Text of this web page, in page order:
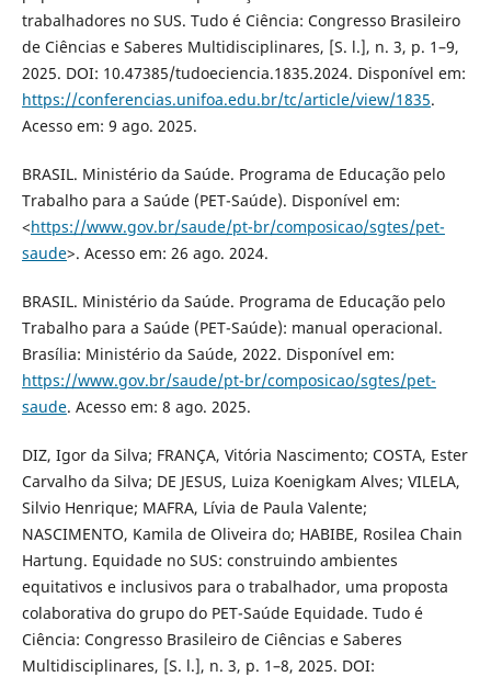
trabalhadores no SUS. Tudo é Ciência: Congresso Brasileiro
de Ciências e Saberes Multidisciplinares, [S. l.], n. 3, p. 1–9,
2025. DOI: 10.47385/tudoeciencia.1835.2024. Disponível em:
https://conferencias.unifoa.edu.br/tc/article/view/1835.
Acesso em: 9 ago. 2025.
BRASIL. Ministério da Saúde. Programa de Educação pelo
Trabalho para a Saúde (PET-Saúde). Disponível em:
<https://www.gov.br/saude/pt-br/composicao/sgtes/pet-
saude>. Acesso em: 26 ago. 2024.
BRASIL. Ministério da Saúde. Programa de Educação pelo
Trabalho para a Saúde (PET-Saúde): manual operacional.
Brasília: Ministério da Saúde, 2022. Disponível em:
https://www.gov.br/saude/pt-br/composicao/sgtes/pet-
saude. Acesso em: 8 ago. 2025.
DIZ, Igor da Silva; FRANÇA, Vitória Nascimento; COSTA, Ester
Carvalho da Silva; DE JESUS, Luiza Koenigkam Alves; VILELA,
Silvio Henrique; MAFRA, Lívia de Paula Valente;
NASCIMENTO, Kamila de Oliveira do; HABIBE, Rosilea Chain
Hartung. Equidade no SUS: construindo ambientes
equitativos e inclusivos para o trabalhador, uma proposta
colaborativa do grupo do PET-Saúde Equidade. Tudo é
Ciência: Congresso Brasileiro de Ciências e Saberes
Multidisciplinares, [S. l.], n. 3, p. 1–8, 2025. DOI: